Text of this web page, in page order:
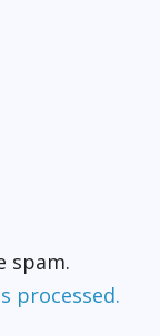
spam.
processed.